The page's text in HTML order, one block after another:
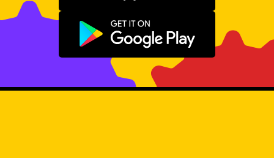
Disponible en Google Play